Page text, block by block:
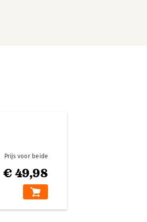
€ 49,98
Prijs voor beide